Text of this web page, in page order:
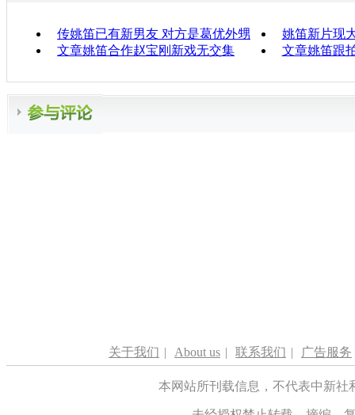
传姚笛已有新男友 对方是葛优外甥
姚笛新片现
文章姚笛合作赵宝刚新戏无交集
文章姚笛跟
关于我们 | About us | 联系我们 | 广告服务
本网站所刊载信息，不代表中新